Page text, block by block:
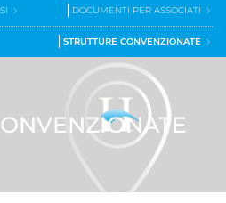
DOCUMENTI PER ASSOCIATI
STRUTTURE CONVENZIONATE